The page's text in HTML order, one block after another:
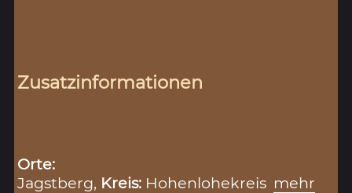
Zusatzinformationen
Orte:
Jagstberg, Kreis: Hohenlohekreis mehr